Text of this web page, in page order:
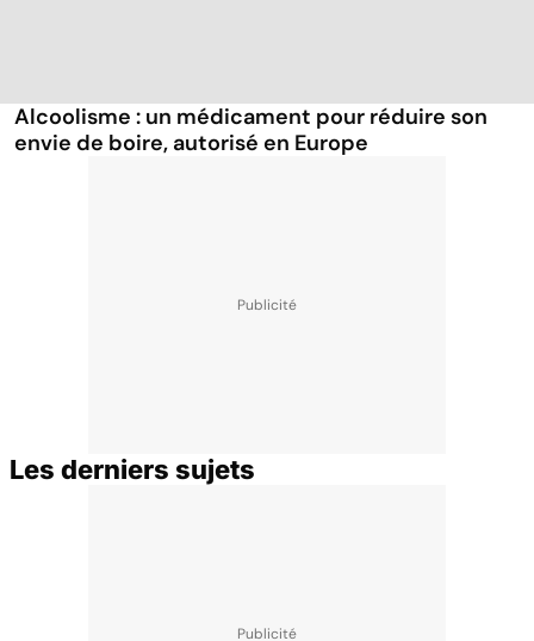
Alcoolisme : un médicament pour réduire son
envie de boire, autorisé en Europe
Les derniers sujets